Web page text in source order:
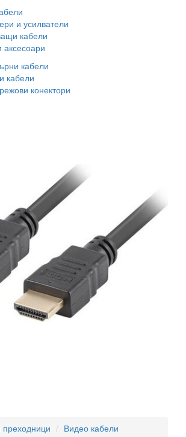
и усилватели
кабели
аксесоари
кабели
кабели
конектори
преходници Видео кабели